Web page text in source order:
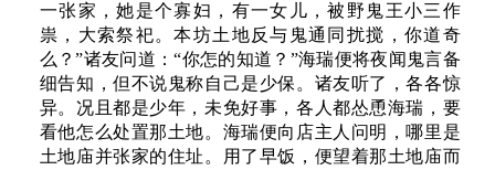
一张家，她是个寡妇，有一女儿，被野鬼王小三作
祟，大索祭祀。本坊土地反与鬼通同扰搅，你道奇
么？”诸友问道：“你怎的知道？”海瑞便将夜闻鬼言备
细告知，但不说鬼称自己是少保。诸友听了，各各惊
异。况且都是少年，未免好事，各人都怂恿海瑞，要
看他怎么处置那土地。海瑞便向店主人问明，哪里是
土地庙并张家的住址。用了早饭，便望着那土地庙而